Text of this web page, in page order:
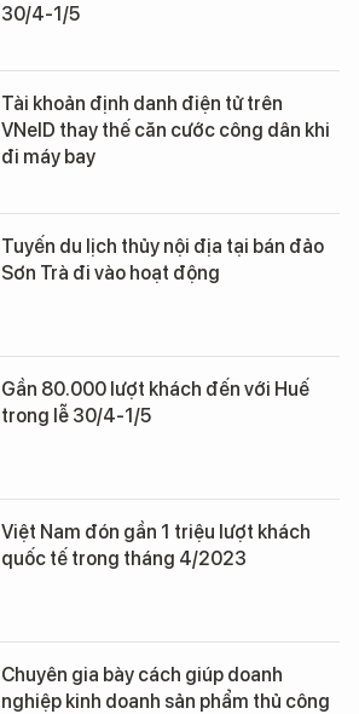
30/4-1/5
Tài khoản định danh điện tử trên
VNeID thay thế căn cước công dân khi
đi máy bay
Tuyến du lịch thủy nội địa tại bán đảo
Sơn Trà đi vào hoạt động
Gần 80.000 lượt khách đến với Huế
trong lễ 30/4-1/5
Việt Nam đón gần 1 triệu lượt khách
quốc tế trong tháng 4/2023
Chuyên gia bày cách giúp doanh
nghiệp kinh doanh sản phẩm thủ công